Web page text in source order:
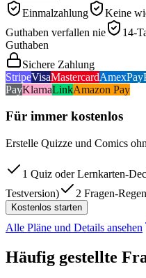
Einmalzahlung
Keine
Guthaben verfallen nie
14-
Guthaben
Sichere Zahlung
StripeVisaMastercardAmex
PayKlarnaLinkAmazon Pay
Für immer kostenlos
Erstelle Quizze und Comics
1 Quiz oder Lernkarten-
Testversion)
2 Fragen-
Kostenlos starten
Alle Pläne und Details ansehen
Häufig gestellte